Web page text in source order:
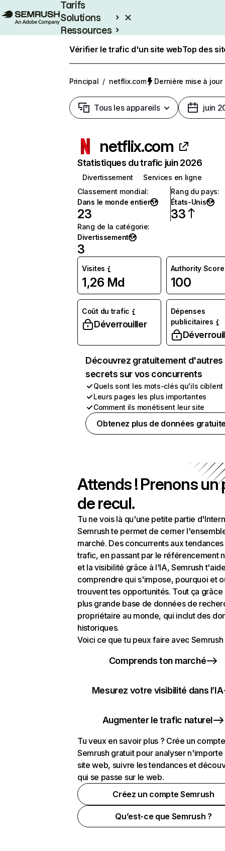
Tarifs
Solutions
Ressources
Vérifier le trafic d'un site webTop des
Principal / netflix.com Dernière mise à jour
Tous les appareils juin
netflix.com
Statistiques du trafic juin 2026
Divertissement
Services en ligne
Classement mondial:
Dans le monde entier
23
Rang du pays:
États-Unis
33
Rang de la catégorie:
Divertissement
3
Visites
1,26 Md
Authority Score
100
Coût du trafic
Déverrouiller
Dépenses
publicitaires
Découvrez gratuitement d'autres
secrets sur vos concurrents
Quels sont les mots-clés qu'ils ciblent
Leurs pages les plus importantes
Comment ils monétisent leur site
Obtenez plus de données
Attends ! Prenons un
de recul.
Tu ne vois là qu'une petite partie
Semrush te permet de cerner
marché. Des concurrents aux
trafic, en passant par le référencement
et la visibilité grâce à l'IA, Semrush
comprendre qui s'impose, pourquoi et
trouvent tes opportunités. Tout ça grâce
plus grande base de données de
propriétaire au monde, qui inclut des
historiques.
Voici ce que tu peux faire avec Semrush
Comprends ton marché
Mesurez votre visibilité dans l’IA
Augmenter le trafic naturel
Tu veux en savoir plus ? Crée un compte
Semrush gratuit pour analyser n'importe
site web, suivre les tendances et
qui se passe sur le web.
Créez un compte Semrush
Qu’est-ce que Semrush ?